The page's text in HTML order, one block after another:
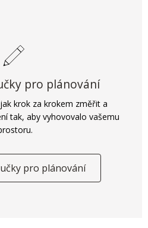
pro plánování
krok za krokem změřit a
tak, aby vyhovovalo vašemu
pro plánování